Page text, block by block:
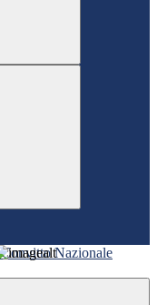
Convitto Nazionale